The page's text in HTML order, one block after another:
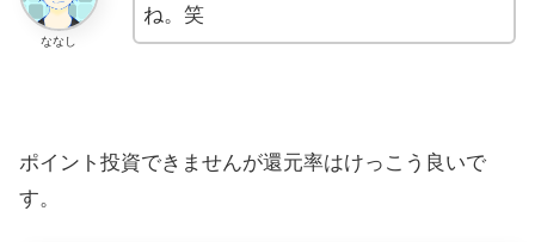
ななし
ね。笑
ポイント投資できませんが還元率はけっこう良いで
す。